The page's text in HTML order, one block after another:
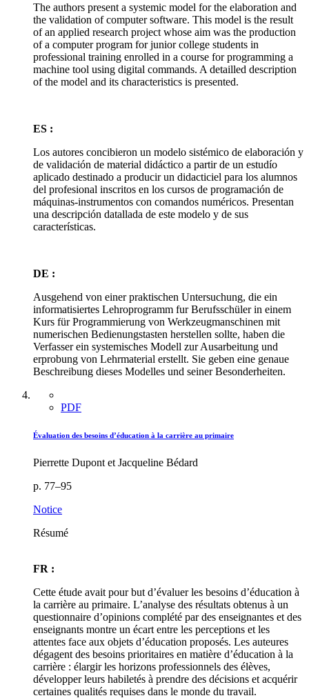
The authors present a systemic model for the elaboration and
the validation of computer software. This model is the result
of an applied research project whose aim was the production
of a computer program for junior college students in
professional training enrolled in a course for programming a
machine tool using digital commands. A detailled description
of the model and its characteristics is presented.
ES :
Los autores concibieron un modelo sistémico de elaboración y
de validación de material didáctico a partir de un estudío
aplicado destinado a producir un didacticiel para los alumnos
del profesional inscritos en los cursos de programación de
máquinas-instrumentos con comandos numéricos. Presentan
una descripción datallada de este modelo y de sus
características.
DE :
Ausgehend von einer praktischen Untersuchung, die ein
informatisiertes Lehroprogramm fur Berufsschüler in einem
Kurs für Programmierung von Werkzeugmanschinen mit
numerischen Bedienungstasten herstellen sollte, haben die
Verfasser ein systemisches Modell zur Ausarbeitung und
erprobung von Lehrmaterial erstellt. Sie geben eine genaue
Beschreibung dieses Modelles und seiner Besonderheiten.
PDF
Évaluation des besoins d’éducation à la carrière au primaire
Pierrette Dupont et Jacqueline Bédard
p. 77–95
Notice
Résumé
FR :
Cette étude avait pour but d’évaluer les besoins d’éducation à
la carrière au primaire. L’analyse des résultats obtenus à un
questionnaire d’opinions complété par des enseignantes et des
enseignants montre un écart entre les perceptions et les
attentes face aux objets d’éducation proposés. Les auteures
dégagent des besoins prioritaires en matière d’éducation à la
carrière : élargir les horizons professionnels des élèves,
développer leurs habiletés à prendre des décisions et acquérir
certaines qualités requises dans le monde du travail.